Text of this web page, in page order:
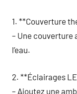
1. **Couverture
– Une couverture
l’eau.
2. **Éclairages
– Ajoutez une